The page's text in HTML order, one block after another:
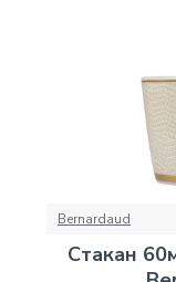
Bernardaud
Стакан